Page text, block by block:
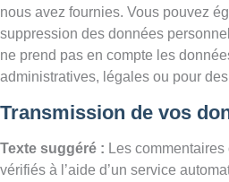
nous avez fournies. Vous pouvez
suppression des données
ne prend pas en compte les
administratives, légales ou pour
Transmission de vos
Texte suggéré : Les
vérifiés à l’aide d’un service